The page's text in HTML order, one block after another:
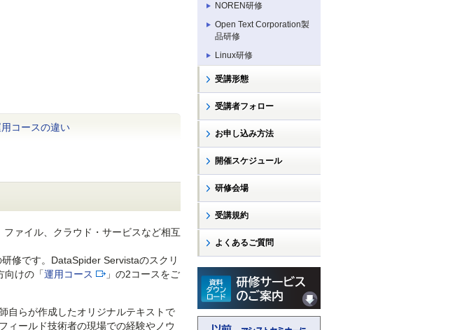
コースの違い
ァイル、クラウド・サービスなど相互
修です。DataSpider Servistaのスクリ
向けの「運用コース
」の2コースをご
自らが作成したオリジナルテキストで
ィールド技術者の現場での経験やノウ
NOREN研修
Open Text Corporation製
品研修
Linux研修
受講形態
受講者フォロー
お申し込み方法
開催スケジュール
研修会場
受講規約
よくあるご質問